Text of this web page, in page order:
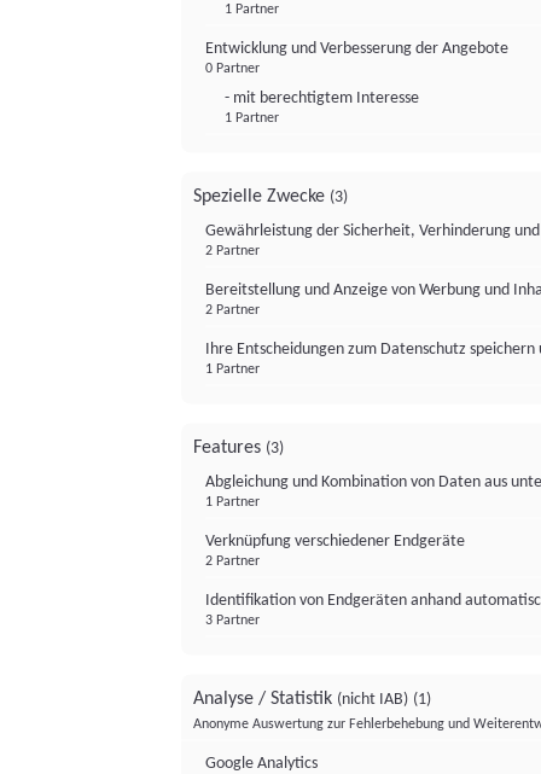
1 Partner
Entwicklung und Verbesserung der Angebote
0 Partner
- mit berechtigtem Interesse
1 Partner
Spezielle Zwecke (3)
Gewährleistung der Sicherheit, Verhinderung
2 Partner
Bereitstellung und Anzeige von Werbung und
2 Partner
Ihre Entscheidungen zum Datenschutz
1 Partner
Features (3)
Abgleichung und Kombination von Daten aus
1 Partner
Verknüpfung verschiedener Endgeräte
2 Partner
Identifikation von Endgeräten anhand
3 Partner
Analyse / Statistik (nicht IAB) (1)
Anonyme Auswertung zur Fehlerbehebung und
Google Analytics